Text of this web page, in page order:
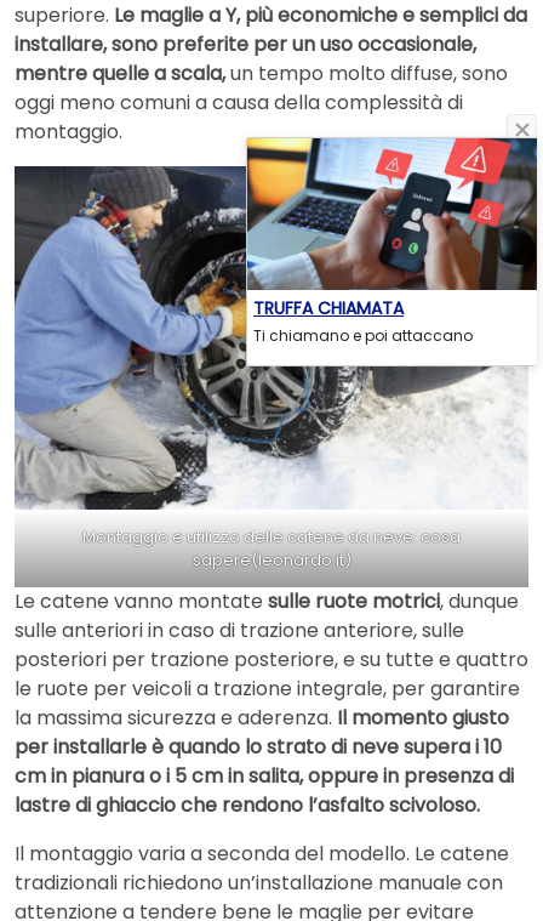
superiore. Le maglie a Y, più economiche e semplici da
installare, sono preferite per un uso occasionale,
mentre quelle a scala,un tempo molto diffuse, sono
oggi meno comuni a causa della complessità di
montaggio.
Montaggio e utilizzo delle catene da neve: cosa
sapere(leonardo.it)
Le catene vanno montate sulle ruote motrici, dunque
sulle anteriori in caso di trazione anteriore, sulle
posteriori per trazione posteriore, e su tutte e quattro
le ruote per veicoli a trazione integrale, per garantire
la massima sicurezza e aderenza. Il momento giusto
per installarle è quando lo strato di neve supera i 10
cm in pianura o i 5 cm in salita, oppure in presenza di
lastre di ghiaccio che rendono l’asfalto scivoloso.
Il montaggio varia a seconda del modello. Le catene
tradizionali richiedono un’installazione manuale con
attenzione a tendere bene le maglie per evitare
TRUFFA CHIAMATA
Ti chiamano e poi attaccano